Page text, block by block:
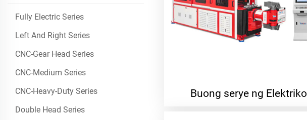
Fully Electric Series
Left And Right Series
CNC-Gear Head Series
CNC-Medium Series
CNC-Heavy-Duty Series
Double Head Series
Buong serye ng Elektriko